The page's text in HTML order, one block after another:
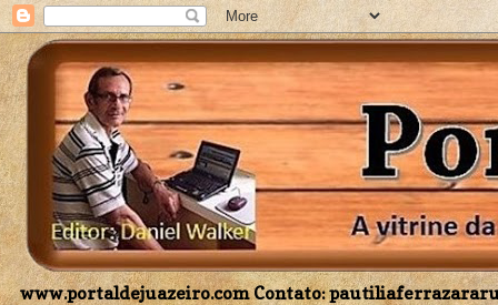
www.portaldejuazeiro.com Contato: